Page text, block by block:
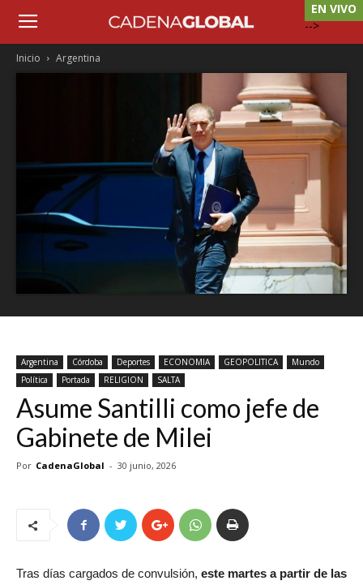
EN VIVO
-->
Inicio Argentina
Argentina Córdoba Deportes ECONOMIA GEOPOLITICA
Mundo
Política
Portada RELIGION SALTA
Asume Santilli como jefe de
Gabinete de Milei
Por CadenaGlobal - 30 junio, 2026
Tras días cargados de convulsión, este martes a partir de las